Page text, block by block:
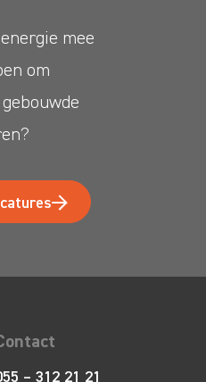
mee
om
– 312 21 21